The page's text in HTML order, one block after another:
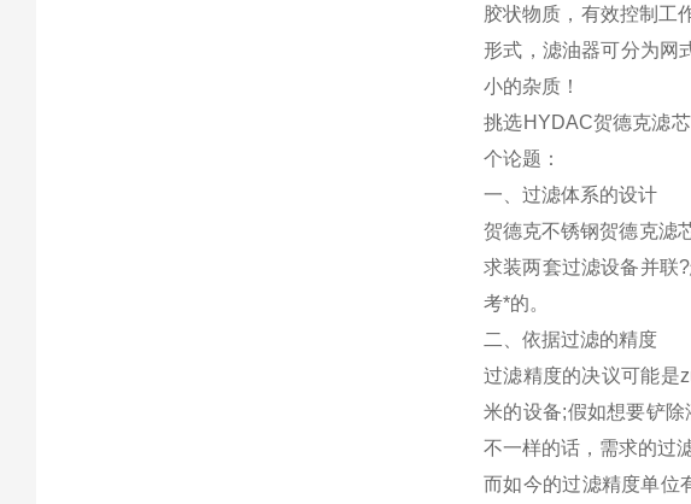
胶状物质，有效控制工
形式，滤油器可分为网
小的杂质！
挑选HYDAC贺德克滤
个论题：
一、过滤体系的设计
贺德克不锈钢贺德克滤
求装两套过滤设备并联
考*的。
二、依据过滤的精度
过滤精度的决议可能是
米的设备;假如想要铲
不一样的话，需求的过
而如今的过滤精度单位